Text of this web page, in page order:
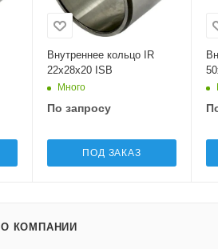
Внутреннее кольцо IR
22x28x20 ISB
Много
По запросу
ПОД ЗАКАЗ
О КОМПАНИИ